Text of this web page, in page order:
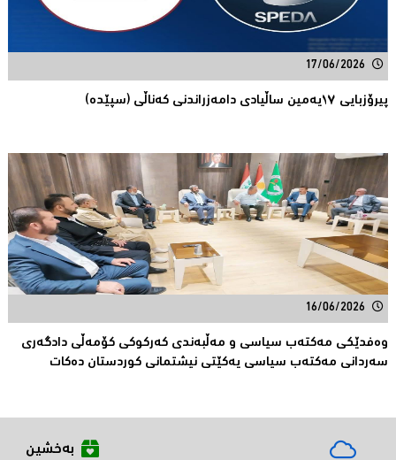
17/06/2026
پیرۆزبایی ١٧یەمین ساڵیادی دامەزراندنی کەناڵی (سپێدە)
16/06/2026
وەفدێکی مەکتەب سیاسی و مەڵبەندی کەرکوکی کۆمەڵی دادگەری
سەردانی مەکتەب سیاسی یەکێتی نیشتمانی کوردستان دەکات
بەخشین